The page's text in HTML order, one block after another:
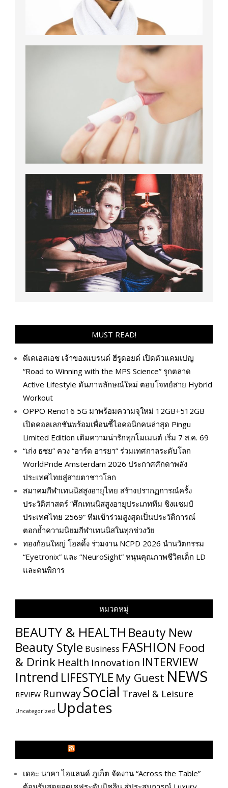
MUST READ!
ดีเคเอสเอช เจ้าของแบรนด์ ฮีรูดอยด์ เปิดตัวแคมเปญ
“Road to Winning with the MPS Science” รุกตลาด
Active Lifestyle ดันภาพลักษณ์ใหม่ ตอบโจทย์สาย Hybrid
Workout
OPPO Reno16 5G มาพร้อมความจุใหม่ 12GB+512GB
เปิดคอลเลกชันพร้อมเพื่อนซี้ไอคอนิกคนล่าสุด Pingu
Limited Edition เติมความน่ารักทุกโมเมนต์ เริ่ม 7 ส.ค. 69
“เก่ง ธชย” ควง “อาร์ต อารยา” ร่วมเทศกาลระดับโลก
WorldPride Amsterdam 2026 ประกาศศักดาพลัง
ประเทศไทยสู่สายตาชาวโลก
สมาคมกีฬาเทนนิสสูงอายุไทย สร้างปรากฏการณ์ครั้ง
ประวัติศาสตร์ “ศึกเทนนิสสูงอายุประเภททีม ชิงแชมป์
ประเทศไทย 2569” ทีมเข้าร่วมสูงสุดเป็นประวัติการณ์
ตอกย้ำความนิยมกีฬาเทนนิสในทุกช่วงวัย
ทองก้อนใหญ่ โฮลดิ้ง ร่วมงาน NCPD 2026 นำนวัตกรรม
“Eyetronix” และ “NeuroSight” หนุนคุณภาพชีวิตเด็ก LD
และคนพิการ
หมวดหมู่
BEAUTY & HEALTH Beauty New
Beauty Style Business FASHION Food
& Drink Health Innovation INTERVIEW
Intrend LIFESTYLE My​ Guest NEWS
REVIEW RunwaySocial Travel & Leisure
Uncategorized Updates
เดอะ นาคา ไอแลนด์ ภูเก็ต จัดงาน “Across the Table”